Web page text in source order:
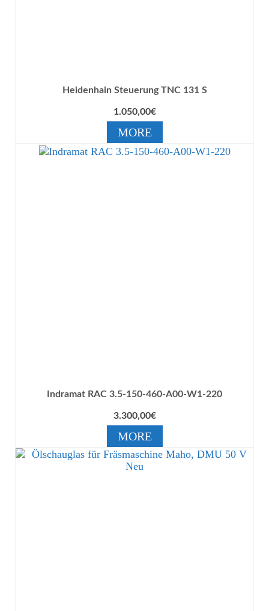
Heidenhain Steuerung TNC 131 S
1.050,00€
MORE
Indramat RAC 3.5-150-460-A00-W1-220
3.300,00€
MORE